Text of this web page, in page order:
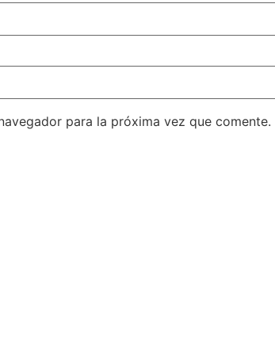
para la próxima vez que comente.